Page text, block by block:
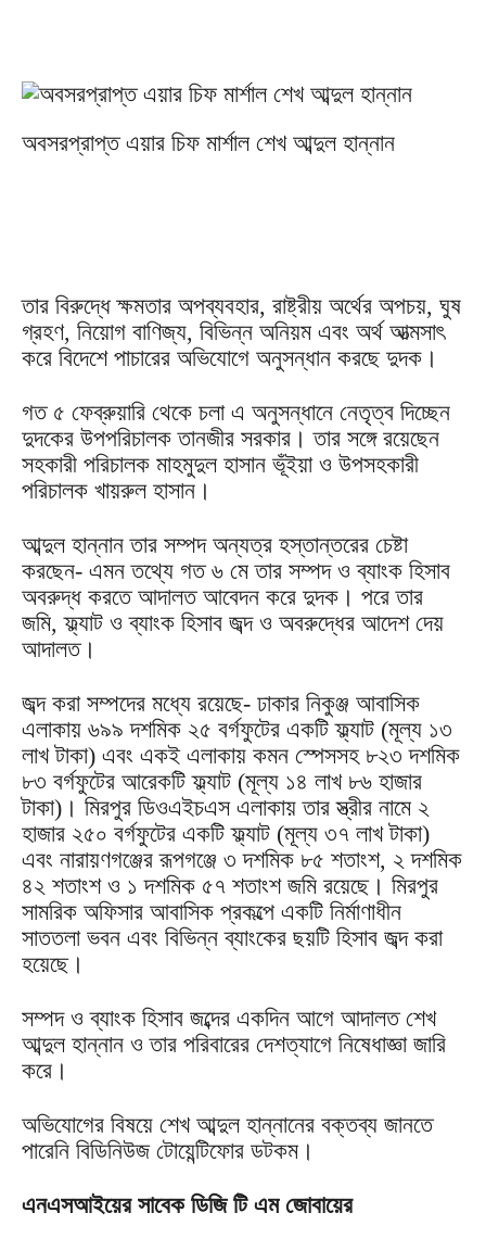
অবসরপ্রাপ্ত এয়ার চিফ মার্শাল শেখ আব্দুল হান্নান
তার বিরুদ্ধে ক্ষমতার অপব্যবহার, রাষ্ট্রীয় অর্থের অপচয়, ঘুষ
গ্রহণ, নিয়োগ বাণিজ্য, বিভিন্ন অনিয়ম এবং অর্থ আত্মসাৎ
করে বিদেশে পাচারের অভিযোগে অনুসন্ধান করছে দুদক।
গত ৫ ফেব্রুয়ারি থেকে চলা এ অনুসন্ধানে নেতৃত্ব দিচ্ছেন
দুদকের উপপরিচালক তানজীর সরকার। তার সঙ্গে রয়েছেন
সহকারী পরিচালক মাহমুদুল হাসান ভূঁইয়া ও উপসহকারী
পরিচালক খায়রুল হাসান।
আব্দুল হান্নান তার সম্পদ অন্যত্র হস্তান্তরের চেষ্টা
করছেন- এমন তথ্যে গত ৬ মে তার সম্পদ ও ব্যাংক হিসাব
অবরুদ্ধ করতে আদালত আবেদন করে দুদক। পরে তার
জমি, ফ্ল্যাট ও ব্যাংক হিসাব জব্দ ও অবরুদ্ধের আদেশ দেয়
আদালত।
জব্দ করা সম্পদের মধ্যে রয়েছে- ঢাকার নিকুঞ্জ আবাসিক
এলাকায় ৬৯৯ দশমিক ২৫ বর্গফুটের একটি ফ্ল্যাট (মূল্য ১৩
লাখ টাকা) এবং একই এলাকায় কমন স্পেসসহ ৮২৩ দশমিক
৮৩ বর্গফুটের আরেকটি ফ্ল্যাট (মূল্য ১৪ লাখ ৮৬ হাজার
টাকা)। মিরপুর ডিওএইচএস এলাকায় তার স্ত্রীর নামে ২
হাজার ২৫০ বর্গফুটের একটি ফ্ল্যাট (মূল্য ৩৭ লাখ টাকা)
এবং নারায়ণগঞ্জের রূপগঞ্জে ৩ দশমিক ৮৫ শতাংশ, ২ দশমিক
৪২ শতাংশ ও ১ দশমিক ৫৭ শতাংশ জমি রয়েছে। মিরপুর
সামরিক অফিসার আবাসিক প্রকল্পে একটি নির্মাণাধীন
সাততলা ভবন এবং বিভিন্ন ব্যাংকের ছয়টি হিসাব জব্দ করা
হয়েছে।
সম্পদ ও ব্যাংক হিসাব জব্দের একদিন আগে আদালত শেখ
আব্দুল হান্নান ও তার পরিবারের দেশত্যাগে নিষেধাজ্ঞা জারি
করে।
অভিযোগের বিষয়ে শেখ আব্দুল হান্নানের বক্তব্য জানতে
পারেনি বিডিনিউজ টোয়েন্টিফোর ডটকম।
এনএসআইয়ের সাবেক ডিজি টি এম জোবায়ের